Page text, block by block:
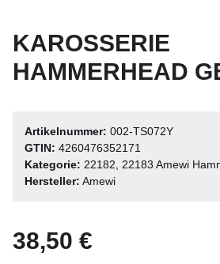
KAROSSERIE
HAMMERHEAD
Artikelnummer: 002-TS072Y
GTIN: 4260476352171
Kategorie: 22182, 22183 Amewi
Hersteller: Amewi
38,50 €